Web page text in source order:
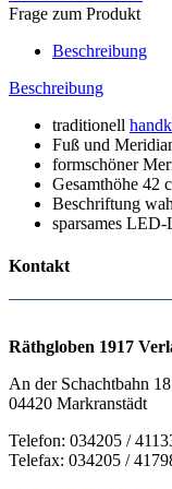
Frage zum Produkt
Beschreibung
Beschreibung
traditionell
Fuß und
formschöner
Gesamthöhe 42
Beschriftung
sparsames
Kontakt
Räthgloben 1917
An der Schachtbahn 18
04420 Markranstädt
Telefon: 034205 /
Telefax: 034205 /